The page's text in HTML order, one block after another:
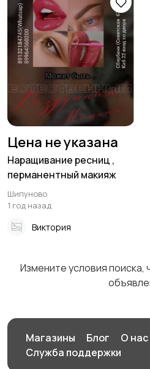
Средства для
гигиены
Цена не указана
Наращивание ресниц ,
перманентный макияж
Шипуново
1 год назад
Виктория
Измените условия
Магазины Блог
О нас
Служба поддержки